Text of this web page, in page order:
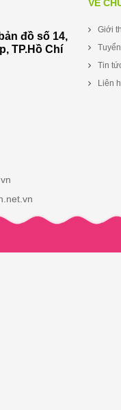
đồ số 14,
TP.Hồ Chí
VỀ
Giới
Tin
Liên